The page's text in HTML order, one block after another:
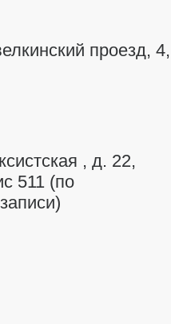
проезд, 4,
, д. 22,
511 (по